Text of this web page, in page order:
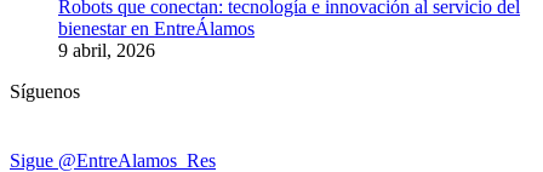
Robots que conectan: tecnología e innovación al servicio del
bienestar en EntreÁlamos
9 abril, 2026
Síguenos
Sigue @EntreAlamos_Res